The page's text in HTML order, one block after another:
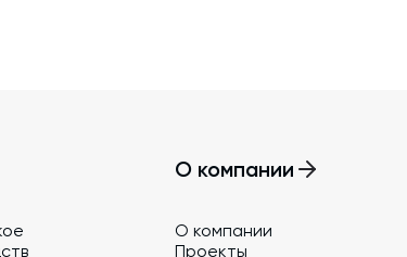
зданий и сооружений
О компании
О компании
Проекты